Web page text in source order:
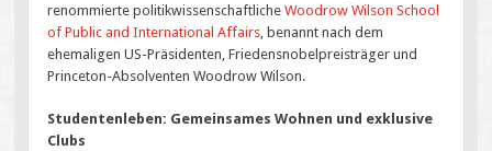
renommierte politikwissenschaftlicheWoodrow Wilson School
of Public and International Affairs , benannt nach dem
ehemaligen US-Präsidenten, Friedensnobelpreisträger und
Princeton-Absolventen Woodrow Wilson.
Studentenleben: Gemeinsames Wohnen und exklusive
Clubs